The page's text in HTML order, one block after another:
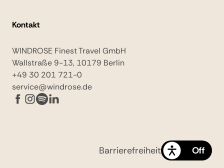
Kontakt
WINDROSE Finest Travel GmbH
Wallstraße 9-13, 10179 Berlin
+49 30 201 721-0
service@windrose.de
Barrierefreiheit On Off